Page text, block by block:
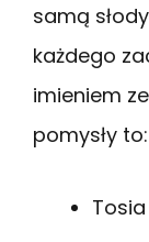
samą
każdego
imieniem
pomysły to: